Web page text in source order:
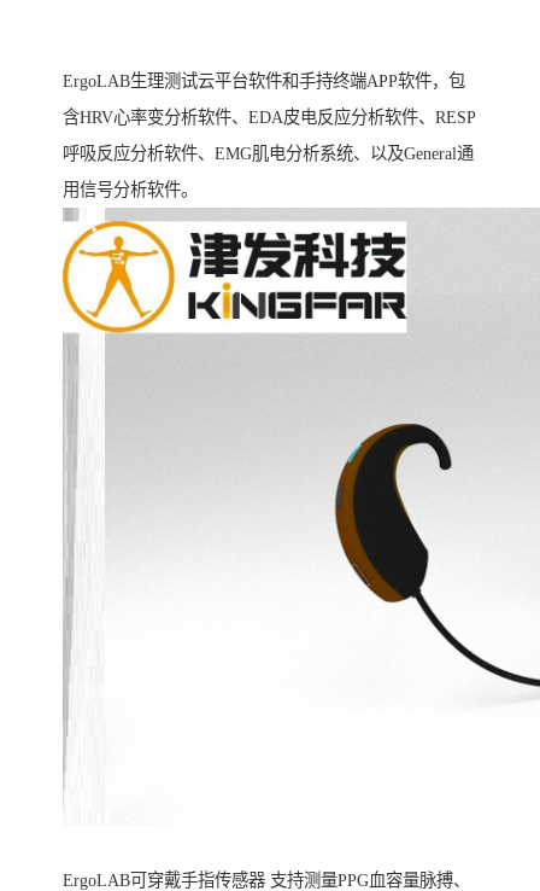
ErgoLAB生理测试云平台软件和手持终端APP软件，包
含HRV心率变分析软件、EDA皮电反应分析软件、RESP
呼吸反应分析软件、EMG肌电分析系统、以及General通
用信号分析软件。
ErgoLAB可穿戴手指传感器 支持测量PPG血容量脉搏、